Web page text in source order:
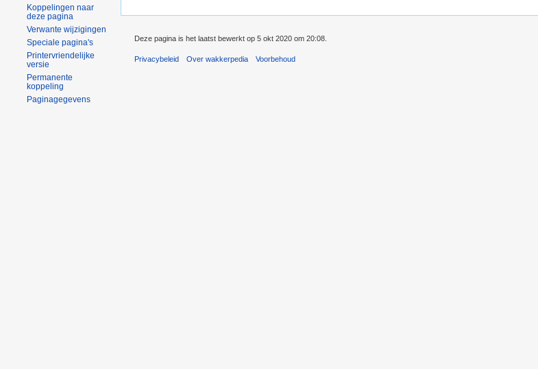
Koppelingen naar
deze pagina
Verwante wijzigingen
Speciale pagina's
Printervriendelijke
versie
Permanente
koppeling
Paginagegevens
Deze pagina is het laatst bewerkt op 5 okt 2020 om 20:08.
Privacybeleid Over wakkerpedia Voorbehoud